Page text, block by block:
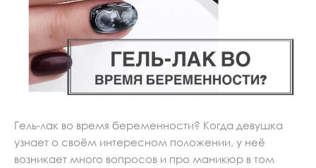
Гель-лак во время беременности? Когда девушка
узнает о своём интересном положении, у неё
возникает много вопросов и про маникюр в том